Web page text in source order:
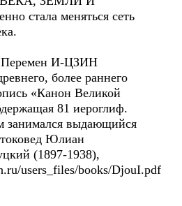
стала меняться сеть
И-ЦЗИН
более раннего
«Канон Великой
81 иероглиф.
занимался выдающийся
Юлиан
(1897-1938),
users_files/books/DjouI.pdf